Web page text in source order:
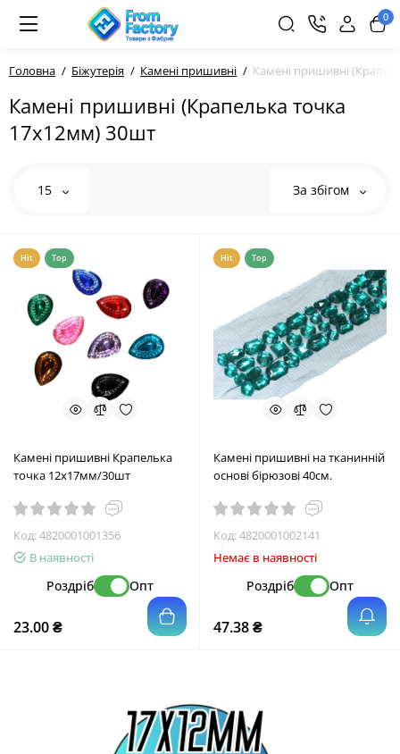
0
Головна Біжутерія Камені пришивні Камені пришивні
Камені пришивні (Крапелька точка
17х12мм) 30шт
15 За збігом
Hit Top
Камені пришивні Крапелька
точка 12х17мм/30шт
Код:4820001001356
В наявності
Роздріб Опт
23.00 ₴
Hit Top
Камені пришивні на тканинній
основі бірюзові 40см.
Код:4820001002141
Немає в наявності
Роздріб Опт
47.38 ₴